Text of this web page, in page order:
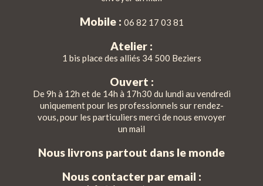
Mobile : 06 82 17 03 81
Atelier :
1 bis place des alliés 34 500 Beziers
Ouvert :
De 9h à 12h et de 14h à 17h30 du lundi au vendredi
uniquement pour les professionnels sur rendez-
vous, pour les particuliers merci de nous envoyer
un mail
Nous livrons partout dans le monde
Nous contacter par email :